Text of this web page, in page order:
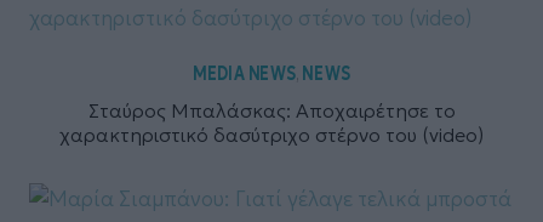
MEDIA NEWS,NEWS
Σταύρος Μπαλάσκας: Αποχαιρέτησε το
χαρακτηριστικό δασύτριχο στέρνο του (video)